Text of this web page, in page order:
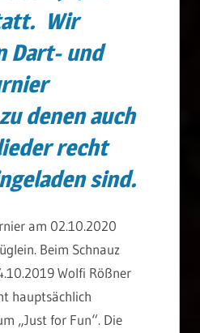
Wir
Dart- und
denen auch
recht
sind.
am 02.10.2020
Beim Schnauz
Wolfi Rößner
hauptsächlich
„Just for Fun“. Die